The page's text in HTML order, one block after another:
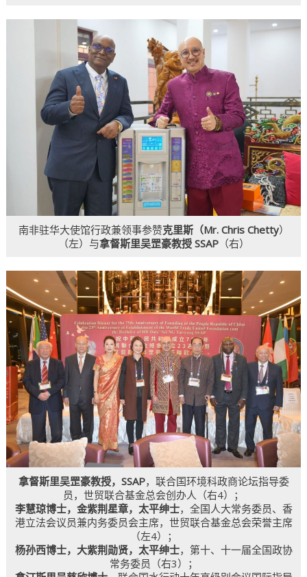
南非驻华大使馆行政兼领事参赞克里斯（Mr. Chris Chetty）
（左）与拿督斯里吴罡豪教授 SSAP（右）
拿督斯里吴罡豪教授，SSAP，联合国环境科政商论坛指导委
员，世贸联合基金总会创办人（右4）；
李慧琼博士，金紫荆星章，太平绅士，全国人大常务委员、香
港立法会议员兼内务委员会主席，世贸联合基金总会荣誉主席
（左4）；
杨孙西博士，大紫荆勋贤，太平绅士，第十、十一届全国政协
常务委员（右3）；